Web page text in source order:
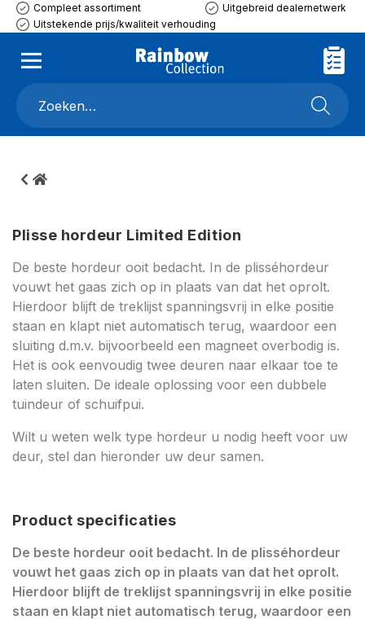
Compleet assortiment
Uitgebreid dealernetwerk
Uitstekende prijs/kwaliteit verhouding
Plisse hordeur Limited Edition
De beste hordeur ooit bedacht. In de plisséhordeur
vouwt het gaas zich op in plaats van dat het oprolt.
Hierdoor blijft de treklijst spanningsvrij in elke positie
staan en klapt niet automatisch terug, waardoor een
sluiting d.m.v. bijvoorbeeld een magneet overbodig is.
Het is ook eenvoudig twee deuren naar elkaar toe te
laten sluiten. De ideale oplossing voor een dubbele
tuindeur of schuifpui.
Wilt u weten welk type hordeur u nodig heeft voor uw
deur, stel dan hieronder uw deur samen.
Product specificaties
De beste hordeur ooit bedacht. In de plisséhordeur
vouwt het gaas zich op in plaats van dat het oprolt.
Hierdoor blijft de treklijst spanningsvrij in elke positie
staan en klapt niet automatisch terug, waardoor een